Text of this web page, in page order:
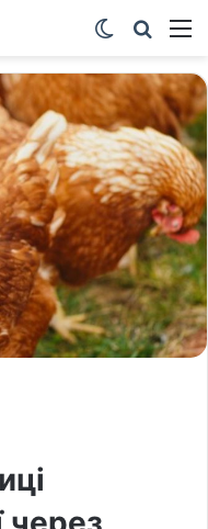
Switch skin